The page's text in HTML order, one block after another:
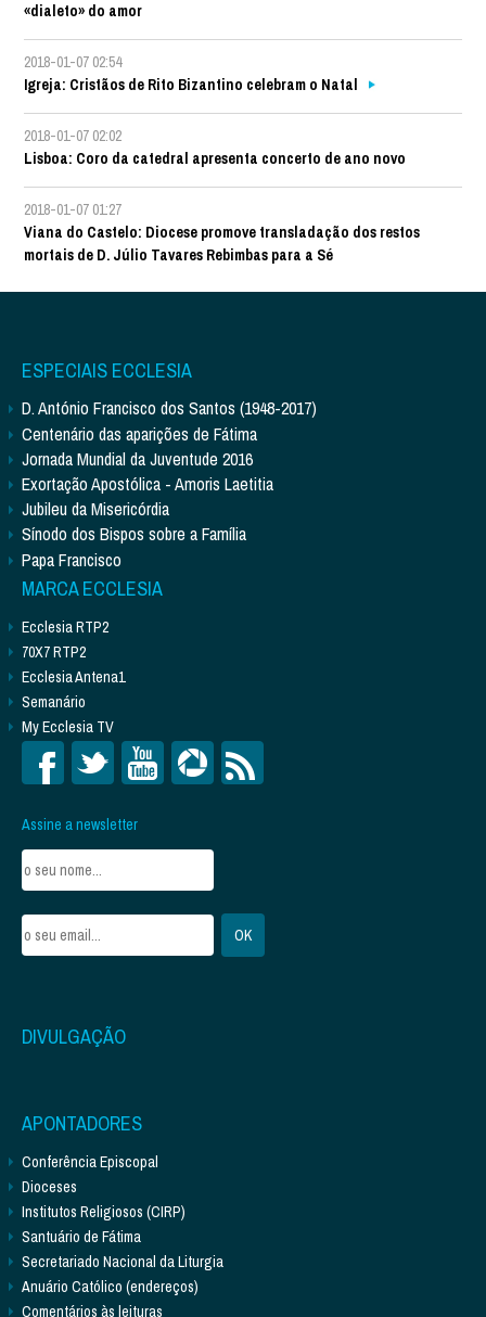
«dialeto» do amor
2018-01-07 02:54
Igreja: Cristãos de Rito Bizantino celebram o Natal
2018-01-07 02:02
Lisboa: Coro da catedral apresenta concerto de ano novo
2018-01-07 01:27
Viana do Castelo: Diocese promove transladação dos restos
mortais de D. Júlio Tavares Rebimbas para a Sé
ESPECIAIS ECCLESIA
D. António Francisco dos Santos (1948-2017)
Centenário das aparições de Fátima
Jornada Mundial da Juventude 2016
Exortação Apostólica - Amoris Laetitia
Jubileu da Misericórdia
Sínodo dos Bispos sobre a Família
Papa Francisco
MARCA ECCLESIA
Ecclesia RTP2
70X7 RTP2
Ecclesia Antena1
Semanário
My Ecclesia TV
Assine a newsletter
DIVULGAÇÃO
APONTADORES
Conferência Episcopal
Dioceses
Institutos Religiosos (CIRP)
Santuário de Fátima
Secretariado Nacional da Liturgia
Anuário Católico (endereços)
Comentários às leituras